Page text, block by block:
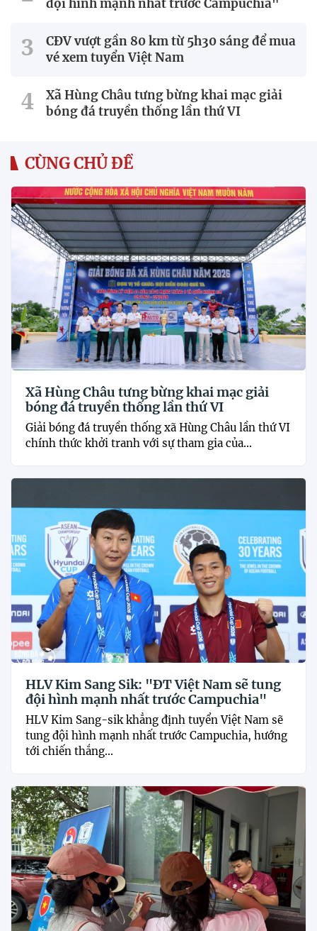
đội hình mạnh nhất trước Campuchia"
CĐV vượt gần 80 km từ 5h30 sáng để mua
vé xem tuyển Việt Nam
Xã Hùng Châu tưng bừng khai mạc giải
bóng đá truyền thống lần thứ VI
CÙNG CHỦ ĐỀ
Xã Hùng Châu tưng bừng khai mạc giải
bóng đá truyền thống lần thứ VI
Giải bóng đá truyền thống xã Hùng Châu lần thứ VI
chính thức khởi tranh với sự tham gia của...
HLV Kim Sang Sik: "ĐT Việt Nam sẽ tung
đội hình mạnh nhất trước Campuchia"
HLV Kim Sang-sik khẳng định tuyển Việt Nam sẽ
tung đội hình mạnh nhất trước Campuchia, hướng
tới chiến thắng...